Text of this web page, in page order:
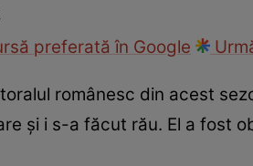
preferată în Google
românesc din acest
și i s-a făcut rău. El a fost